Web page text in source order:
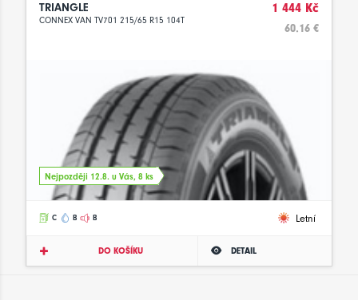
TRIANGLE
CONNEX VAN TV701 215/65 R15 104T
1 444 Kč
60.16 €
Nejpozději 12.8. u Vás, 8 ks
C B B Letní
DO KOŠÍKU DETAIL